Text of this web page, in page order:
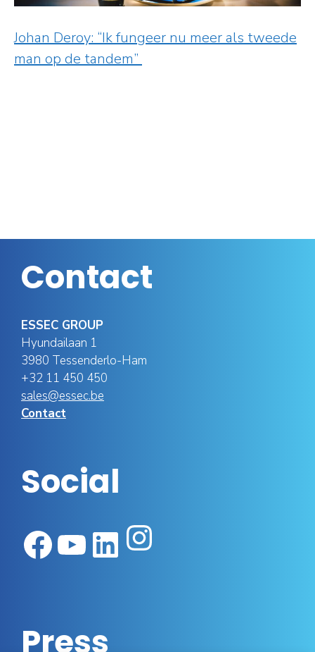
Johan Deroy: “Ik fungeer nu meer als tweede
man op de tandem”
Contact
ESSEC GROUP
Hyundailaan 1
3980 Tessenderlo-Ham
+32 11 450 450
sales@essec.be
Contact
Social
Facebook
YouTube
LinkedIn
Instagram
Press